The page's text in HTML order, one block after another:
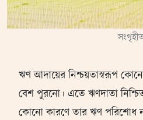
ঋণ আদায়ের নিশ্চয়তাস্বরূপ
বেশ পুরনো। এতে ঋণদাতা
কোনো কারণে তার ঋণ পরিশোধ